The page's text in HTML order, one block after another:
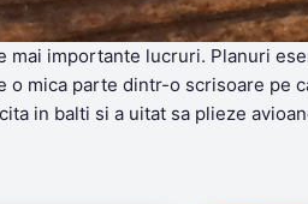
importante lucruri. Planuri
mica parte dintr-o scrisoare
in balti si a uitat sa plieze